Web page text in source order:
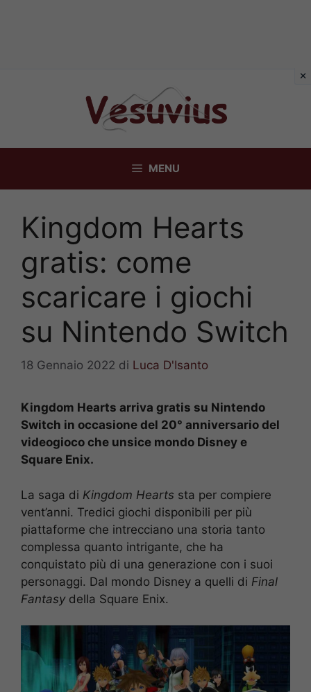
MENU
Kingdom Hearts
gratis: come
scaricare i giochi
su Nintendo Switch
18 Gennaio 2022 di Luca D'Isanto
Kingdom Hearts arriva gratis su Nintendo
Switch in occasione del 20° anniversario del
videogioco che unsice mondo Disney e
Square Enix.
La saga di Kingdom Hearts sta per compiere
vent’anni. Tredici giochi disponibili per più
piattaforme che intrecciano una storia tanto
complessa quanto intrigante, che ha
conquistato più di una generazione con i suoi
personaggi. Dal mondo Disney a quelli di Final
Fantasy della Square Enix.